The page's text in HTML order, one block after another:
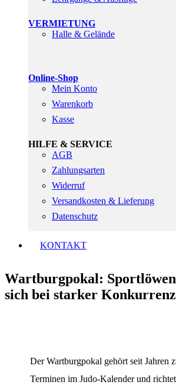
VERMIETUNG
Halle & Gelände
Online-Shop
Mein Konto
Warenkorb
Kasse
HILFE & SERVICE
AGB
Zahlungsarten
Widerruf
Versandkosten & Lieferung
Datenschutz
KONTAKT
Wartburgpokal:
sich bei starker Konkurrenz
Der Wartburgpokal gehört seit Jahren
Terminen im Judo-Kalender und